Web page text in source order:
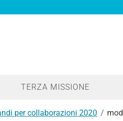
TERZA MISSIONE
per collaborazioni 2020